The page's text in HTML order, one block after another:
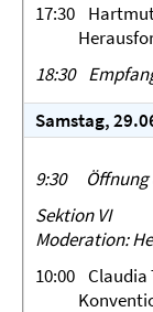
17:30
18:30
Samstag,
9:30
Sektion VI
Moderation:
10:00 Claudia